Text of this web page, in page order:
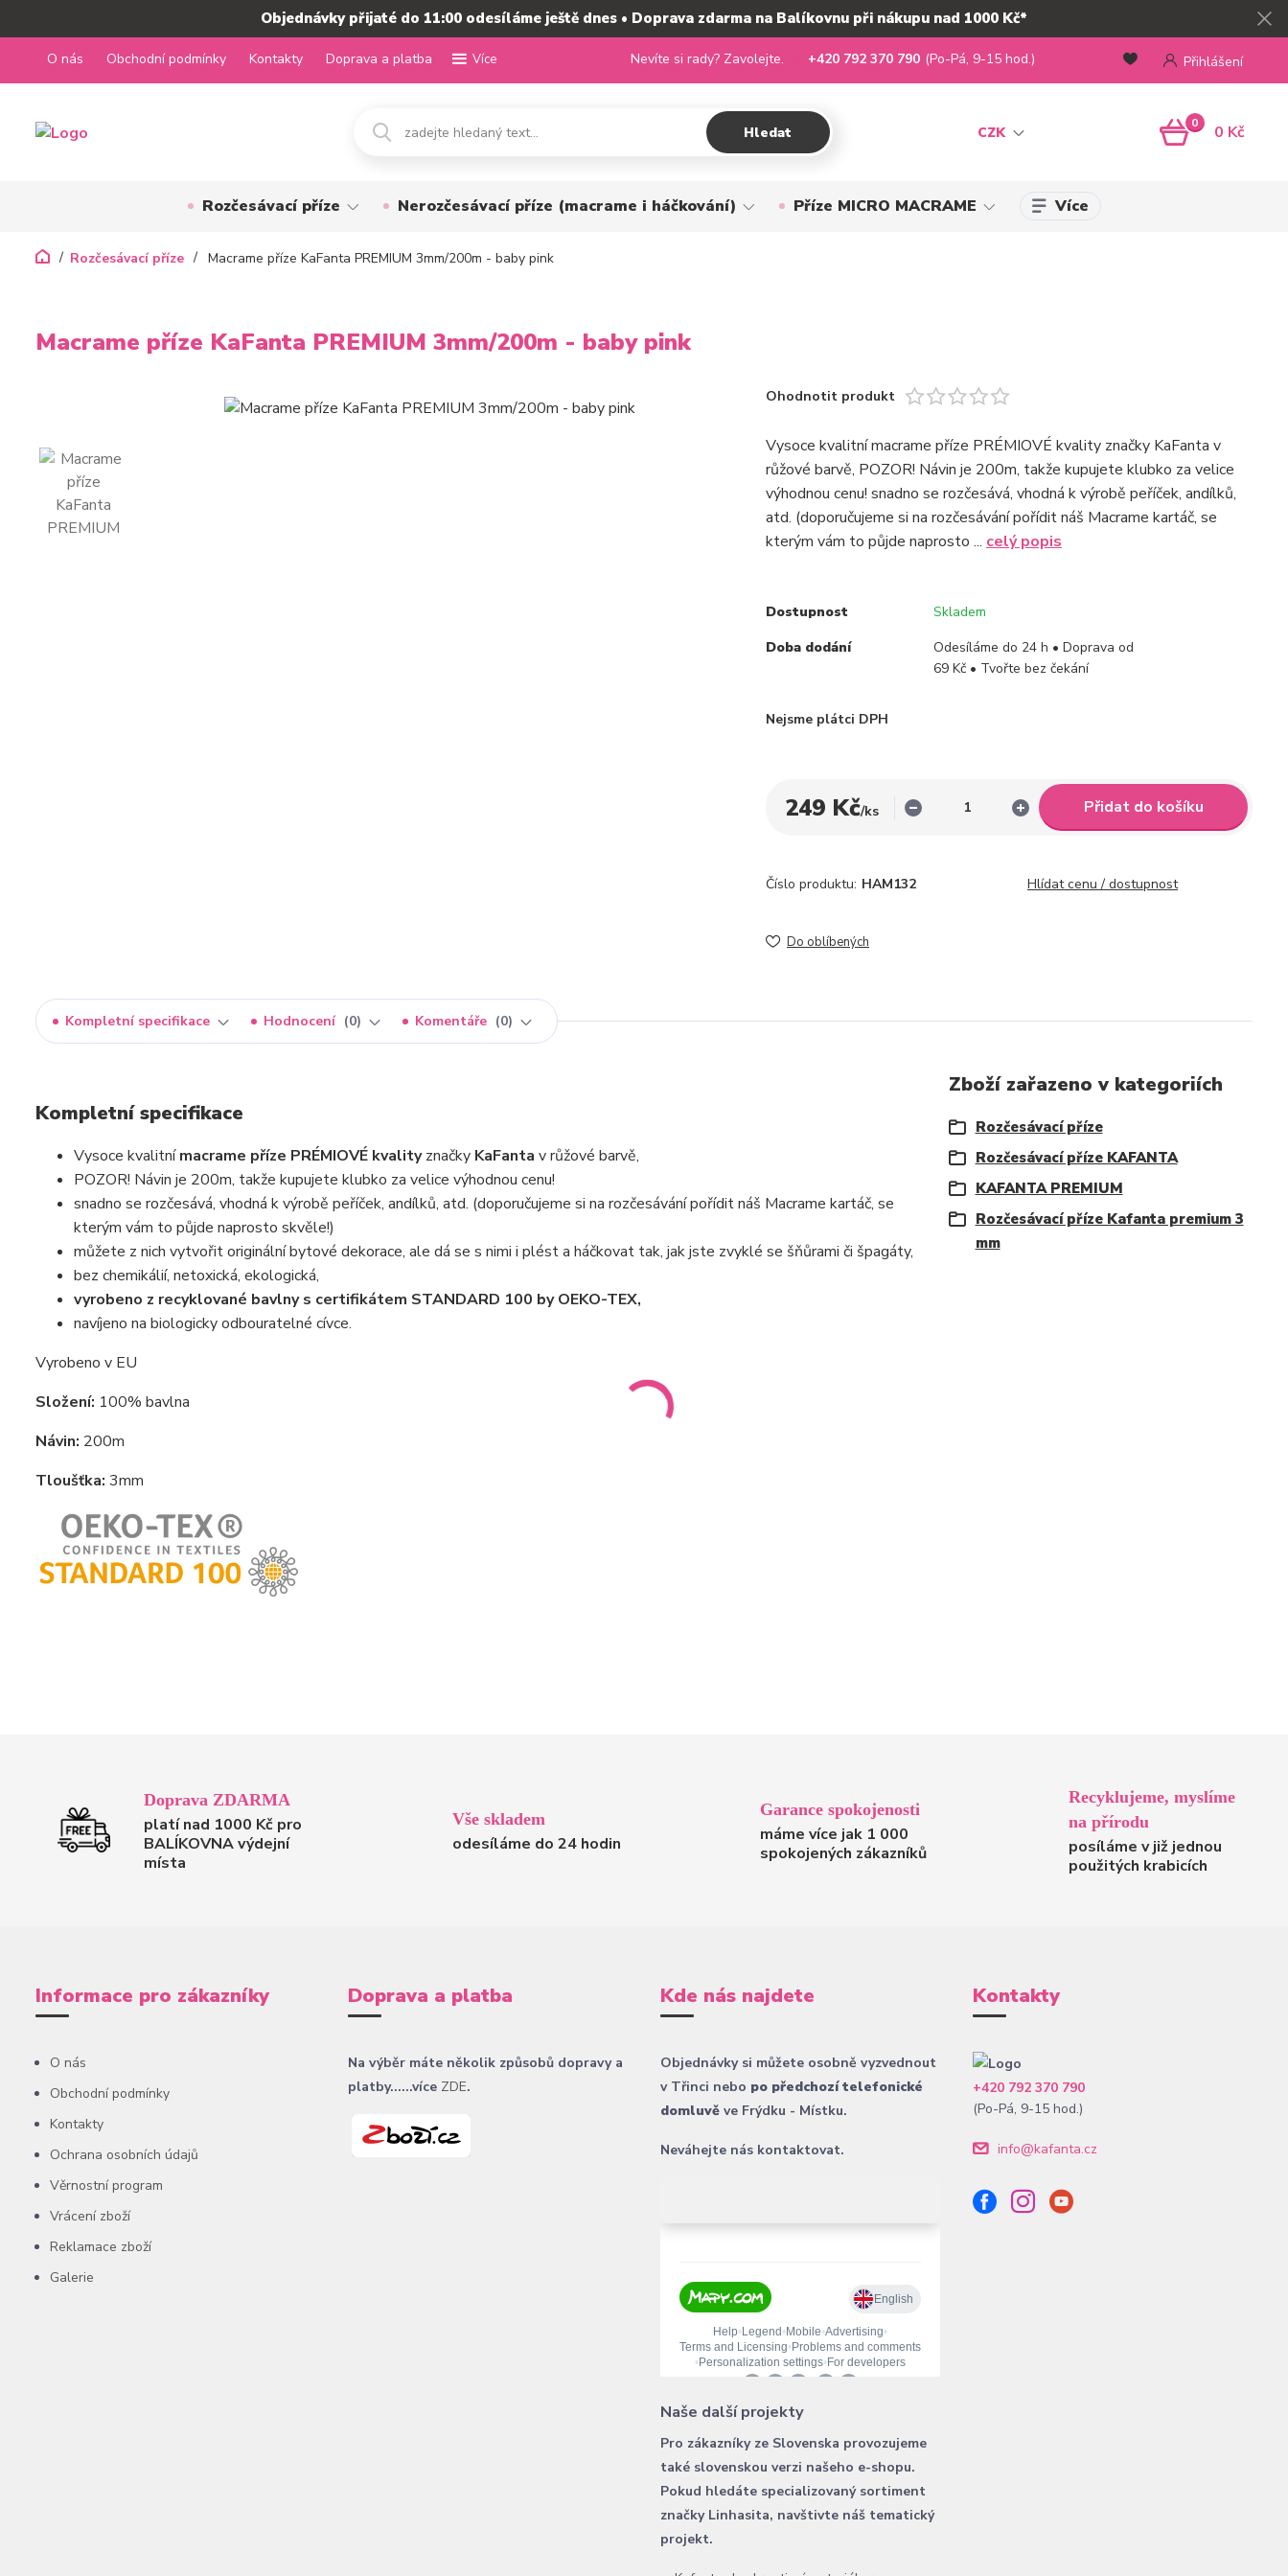
Objednávky přijaté do 11:00 odesíláme ještě dnes • Doprava zdarma na Balíkovnu při nákupu nad 1000 Kč*
O nás Obchodní podmínky Kontakty Doprava a platba Více
CZK
Přihlášení
Hledat
Nevíte si rady? Zavolejte. +420 792 370 790 (Po-Pá, 9-15 hod.)
0 0 Kč
Rozčesávací příze Nerozčesávací příze (macrame i háčkování) Příze MICRO MACRAME Více
Rozčesávací příze Macrame příze KaFanta PREMIUM 3mm/200m - baby pink
Macrame příze KaFanta PREMIUM 3mm/200m - baby pink
Ohodnotit produkt
Vysoce kvalitní macrame příze PRÉMIOVÉ kvality značky KaFanta v
růžové barvě, POZOR! Návin je 200m, takže kupujete klubko za velice
výhodnou cenu! snadno se rozčesává, vhodná k výrobě peříček, andílků,
atd. (doporučujeme si na rozčesávání pořídit náš Macrame kartáč, se
kterým vám to půjde naprosto ... celý popis
Dostupnost
Skladem
Doba dodání
Odesíláme do 24 h • Doprava od
69 Kč • Tvořte bez čekání
Nejsme plátci DPH
249 Kč/ks Přidat do košíku
Číslo produktu: HAM132 Hlídat cenu / dostupnost
Do oblíbených
Kompletní specifikace Hodnocení 0 Komentáře 0
Kompletní specifikace
Vysoce kvalitnímacrame příze PRÉMIOVÉ kvalityznačky KaFanta v růžové barvě,
POZOR! Návin je 200m, takže kupujete klubko za velice výhodnou cenu!
snadno se rozčesává, vhodná k výrobě peříček, andílků, atd. (doporučujeme si na rozčesávání pořídit náš Macrame kartáč, se
kterým vám to půjde naprosto skvěle!)
můžete z nich vytvořit originální bytové dekorace, ale dá se s nimi i plést a háčkovat tak, jak jste zvyklé se šňůrami či špagáty,
bez chemikálií, netoxická, ekologická,
vyrobeno z recyklované bavlny s certifikátem STANDARD 100 by OEKO-TEX,
navíjeno na biologicky odbouratelné cívce.
Vyrobeno v EU
Složení: 100% bavlna
Návin: 200m
Tloušťka: 3mm
Zboží zařazeno v kategoriích
Rozčesávací příze
Rozčesávací příze KAFANTA
KAFANTA PREMIUM
Rozčesávací příze Kafanta premium 3
mm
Doprava ZDARMA
platí nad 1000 Kč pro
BALÍKOVNA výdejní
místa
Vše skladem
odesíláme do 24 hodin
Garance spokojenosti
máme více jak 1 000
spokojených zákazníků
Recyklujeme, myslíme
na přírodu
posíláme v již jednou
použitých krabicích
Informace pro zákazníky
O nás
Obchodní podmínky
Kontakty
Ochrana osobních údajů
Věrnostní program
Vrácení zboží
Reklamace zboží
Galerie
Doprava a platba
Na výběr máte několik způsobů dopravy a
platby......více ZDE.
Kde nás najdete
Objednávky si můžete osobně vyzvednout
v Třinci nebo po předchozí telefonické
domluvě ve Frýdku - Místku.
Neváhejte nás kontaktovat.
Naše další projekty
Pro zákazníky ze Slovenska provozujeme
také slovenskou verzi našeho e-shopu.
Pokud hledáte specializovaný sortiment
značky Linhasita, navštivte náš tematický
projekt.
Kontakty
+420 792 370 790
(Po-Pá, 9-15 hod.)
info@kafanta.cz